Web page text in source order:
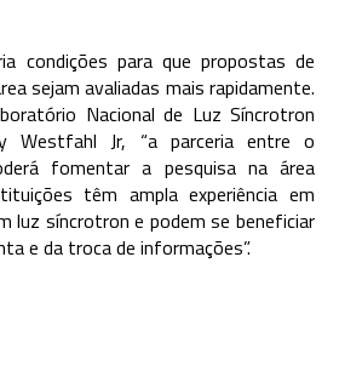
condições para que propostas de
sejam avaliadas mais rapidamente.
Nacional de Luz Síncrotron
Westfahl Jr, “a parceria entre o
fomentar a pesquisa na área
têm ampla experiência em
luz síncrotron e podem se beneficiar
e da troca de informações”.